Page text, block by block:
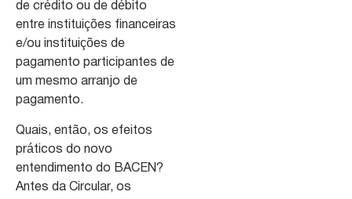
de crédito ou de débito
entre instituições financeiras
e/ou instituições de
pagamento participantes de
um mesmo arranjo de
pagamento.
Quais, então, os efeitos
práticos do novo
entendimento do BACEN?
Antes da Circular, os